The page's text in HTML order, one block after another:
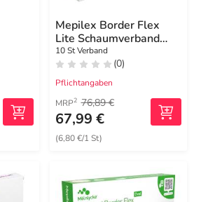
Mepilex Border Flex
Lite Schaumverband
4x5 cm
10 St Verband
(0)
Pflichtangaben
MRP2 76,89 €
67,99 €
(6,80 €/1 St)